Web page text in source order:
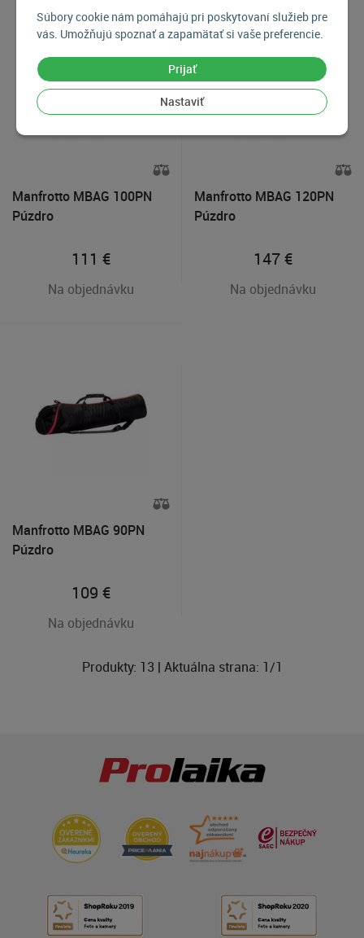
Súbory cookie nám pomáhajú pri poskytovaní služieb pre
vás. Umožňujú spoznať a zapamätať si vaše preferencie.
Prijať
Nastaviť
Manfrotto MBAG 100PN
Púzdro
111 €
Na objednávku
Manfrotto MBAG 120PN
Púzdro
147 €
Na objednávku
Manfrotto MBAG 90PN
Púzdro
109 €
Na objednávku
Produkty: 13 | Aktuálna strana: 1/1